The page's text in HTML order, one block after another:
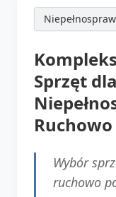
Sprzęt dla
Ruchowo
Wybór
ruchowo